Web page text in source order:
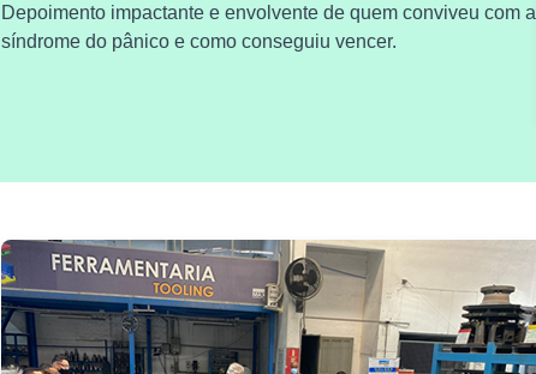
Depoimento impactante e envolvente de quem conviveu com a
síndrome do pânico e como conseguiu vencer.